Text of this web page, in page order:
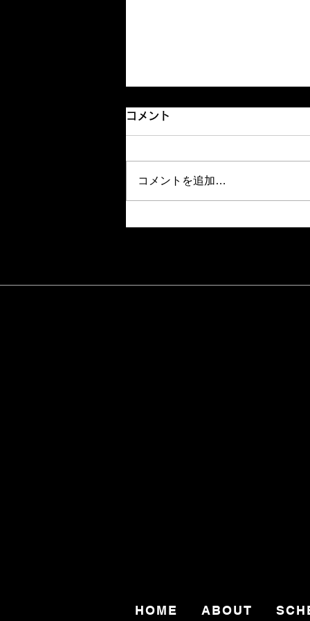
コメント
コメントを追加…
HOME ABOUT